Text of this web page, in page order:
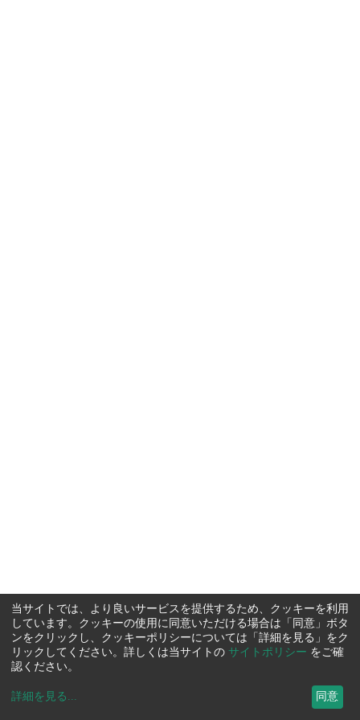
当サイトでは、より良いサービスを提供するため、クッキーを利用
しています。クッキーの使用に同意いただける場合は「同意」ボタ
ンをクリックし、クッキーポリシーについては「詳細を見る」をク
リックしてください。詳しくは当サイトの サイトポリシー をご確
認ください。
詳細を見る ... 同意